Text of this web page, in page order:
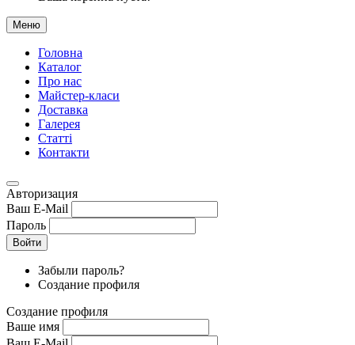
Меню
Головна
Каталог
Про нас
Майстер-класи
Доставка
Галерея
Статтi
Контакти
Авторизация
Ваш E-Mail
Пароль
Войти
Забыли пароль?
Создание профиля
Создание профиля
Ваше имя